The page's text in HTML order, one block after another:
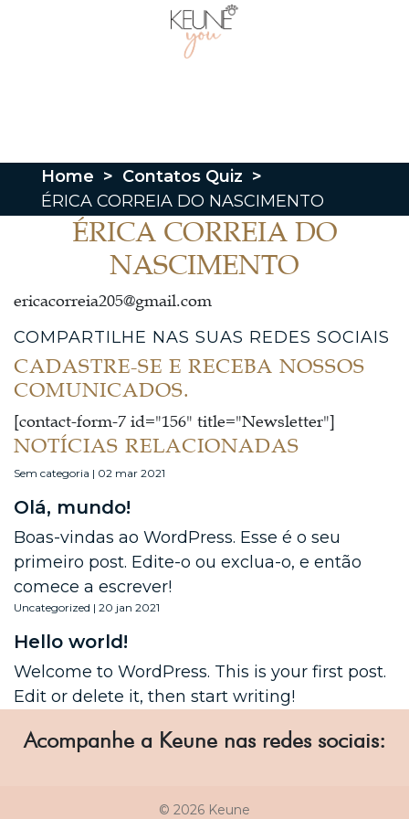
Home > Contatos Quiz >
ÉRICA CORREIA DO NASCIMENTO
ÉRICA CORREIA DO
NASCIMENTO
ericacorreia205@gmail.com
COMPARTILHE NAS SUAS REDES SOCIAIS
CADASTRE-SE E RECEBA NOSSOS
COMUNICADOS.
[contact-form-7 id="156" title="Newsletter"]
NOTÍCIAS RELACIONADAS
Sem categoria | 02 mar 2021
Olá, mundo!
Boas-vindas ao WordPress. Esse é o seu
primeiro post. Edite-o ou exclua-o, e então
comece a escrever!
Uncategorized | 20 jan 2021
Hello world!
Welcome to WordPress. This is your first post.
Edit or delete it, then start writing!
Acompanhe a Keune nas redes sociais:
© 2026 Keune